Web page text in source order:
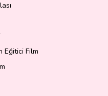
Eğitici Film